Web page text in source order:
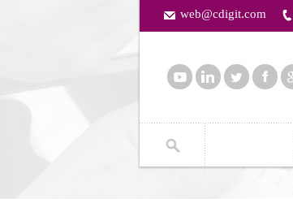
web@cdigit.com